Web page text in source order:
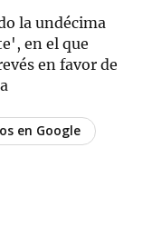
la undécima
en el que
en favor de
en Google